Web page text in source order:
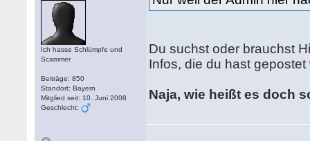
Ich hasse Schlümpfe und
Scammer
Beiträge: 850
Standort: Bayern
Mitglied seit: 10. Juni 2008
Geschlecht:
Du suchst oder brauchst
Infos, die du hast gepostet
Naja, wie heißt es doch